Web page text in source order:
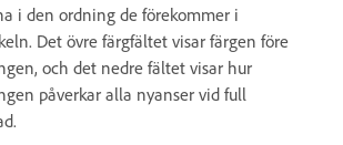
i den ordning de förekommer i
Det övre färgfältet visar färgen före
och det nedre fältet visar hur
påverkar alla nyanser vid full